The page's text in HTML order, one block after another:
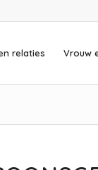
relaties Vrouw